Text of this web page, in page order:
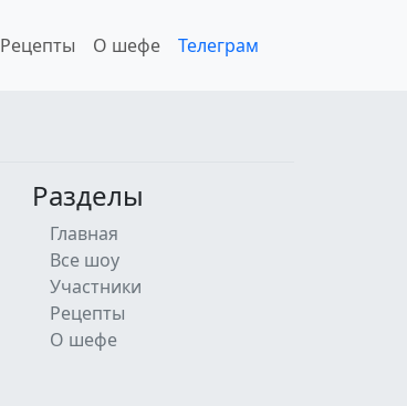
Рецепты О шефе Телеграм
Разделы
Главная
Все шоу
Участники
Рецепты
О шефе